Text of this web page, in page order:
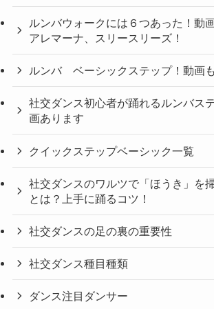
ルンバウォークには６つあった！動
アレマーナ、スリースリーズ！
ルンバ ベーシックステップ！動画も
社交ダンス初心者が踊れるルンバス
画あります
クイックステップベーシック一覧
社交ダンスのワルツで「ほうき」を
とは？上手に踊るコツ！
社交ダンスの足の裏の重要性
社交ダンス種目種類
ダンス注目ダンサー